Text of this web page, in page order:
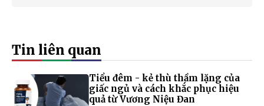
Tin liên quan
Tiểu đêm - kẻ thù thầm lặng của
giấc ngủ và cách khắc phục hiệu
quả từ Vương Niệu Đan